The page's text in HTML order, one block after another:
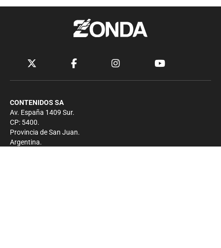
CONTENIDOS SA
Av. España 1409 Sur.
CP: 5400.
Provincia de San Juan.
Argentina.